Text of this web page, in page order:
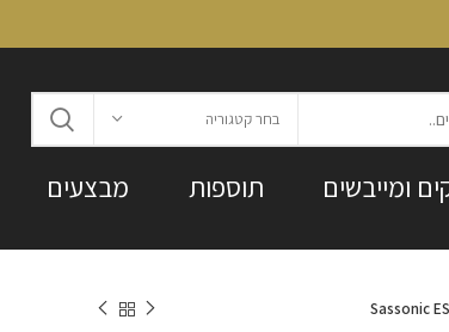
בחר קטגוריה
ומייבשים תוספות מבצעים